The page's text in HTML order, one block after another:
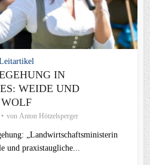
IN
WEIDE UND
WOLF
von Anton Hötzelsperger
„Landwirtschaftsministerin
und praxistaugliche...